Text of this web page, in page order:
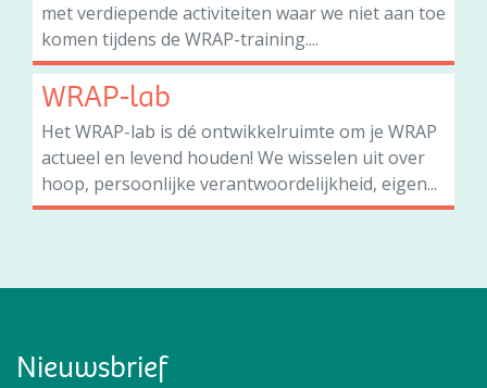
met verdiepende activiteiten waar we niet aan toe
komen tijdens de WRAP-training....
WRAP-lab
Het WRAP-lab is dé ontwikkelruimte om je WRAP
actueel en levend houden! We wisselen uit over
hoop, persoonlijke verantwoordelijkheid, eigen...
Nieuwsbrief